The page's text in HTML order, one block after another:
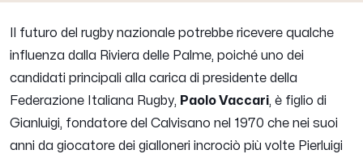
Il futuro del rugby nazionale potrebbe ricevere qualche
influenza dalla Riviera delle Palme, poiché uno dei
candidati principali alla carica di presidente della
Federazione Italiana Rugby, Paolo Vaccari, è figlio di
Gianluigi, fondatore del Calvisano nel 1970 che nei suoi
anni da giocatore dei gialloneri incrociò più volte Pierluigi